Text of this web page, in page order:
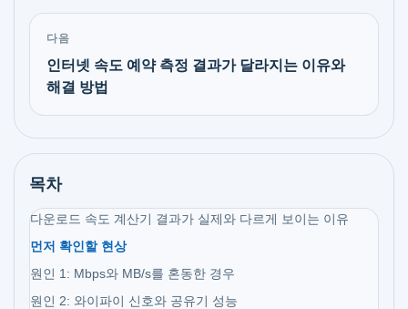
다음
인터넷 속도 예약 측정 결과가 달라지는 이유와
해결 방법
목차
다운로드 속도 계산기 결과가 실제와 다르게 보이는 이유
먼저 확인할 현상
원인 1: Mbps와 MB/s를 혼동한 경우
원인 2: 와이파이 신호와 공유기 성능